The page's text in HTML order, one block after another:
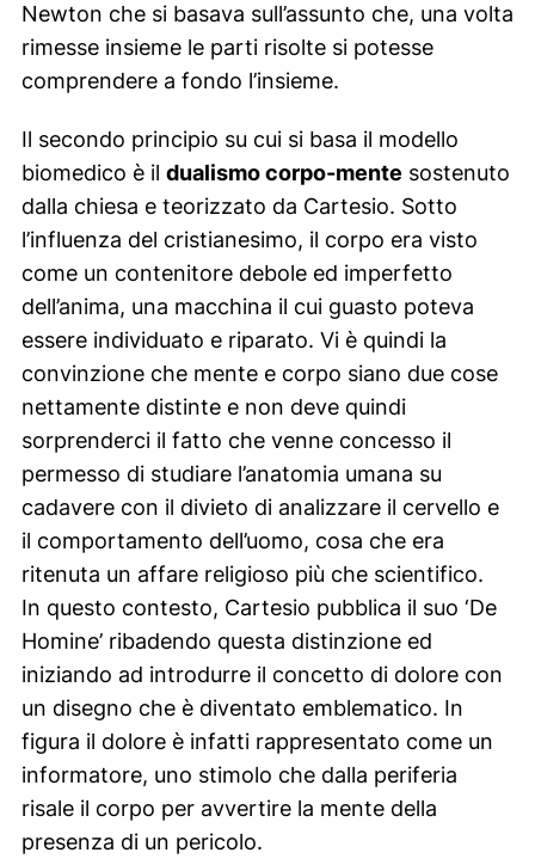
Newton che si basava sull’assunto che, una volta
rimesse insieme le parti risolte si potesse
comprendere a fondo l’insieme.
Il secondo principio su cui si basa il modello
biomedico è il dualismo corpo-mente sostenuto
dalla chiesa e teorizzato da Cartesio. Sotto
l’influenza del cristianesimo, il corpo era visto
come un contenitore debole ed imperfetto
dell’anima, una macchina il cui guasto poteva
essere individuato e riparato. Vi è quindi la
convinzione che mente e corpo siano due cose
nettamente distinte e non deve quindi
sorprenderci il fatto che venne concesso il
permesso di studiare l’anatomia umana su
cadavere con il divieto di analizzare il cervello e
il comportamento dell’uomo, cosa che era
ritenuta un affare religioso più che scientifico.
In questo contesto, Cartesio pubblica il suo ‘De
Homine’ ribadendo questa distinzione ed
iniziando ad introdurre il concetto di dolore con
un disegno che è diventato emblematico. In
figura il dolore è infatti rappresentato come un
informatore, uno stimolo che dalla periferia
risale il corpo per avvertire la mente della
presenza di un pericolo.